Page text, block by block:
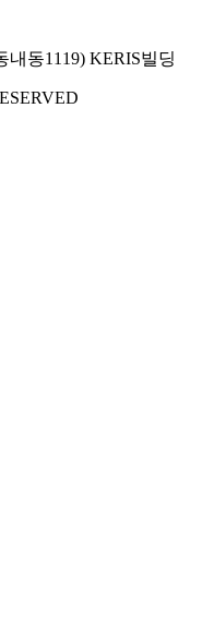
내동1119) KERIS빌딩